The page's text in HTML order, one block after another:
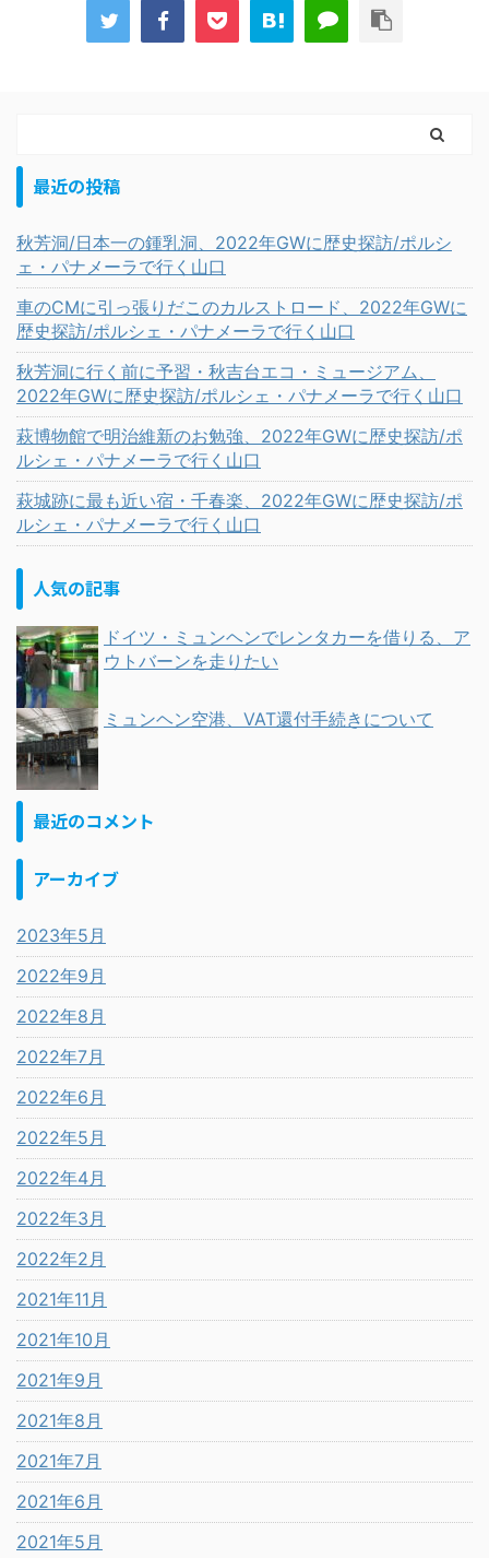
最近の投稿
秋芳洞/日本一の鍾乳洞、2022年GWに歴史探訪/ポルシ
ェ・パナメーラで行く山口
車のCMに引っ張りだこのカルストロード、2022年GWに
歴史探訪/ポルシェ・パナメーラで行く山口
秋芳洞に行く前に予習・秋吉台エコ・ミュージアム、
2022年GWに歴史探訪/ポルシェ・パナメーラで行く山口
萩博物館で明治維新のお勉強、2022年GWに歴史探訪/ポ
ルシェ・パナメーラで行く山口
萩城跡に最も近い宿・千春楽、2022年GWに歴史探訪/ポ
ルシェ・パナメーラで行く山口
人気の記事
ドイツ・ミュンヘンでレンタカーを借りる、ア
ウトバーンを走りたい
ミュンヘン空港、VAT還付手続きについて
最近のコメント
アーカイブ
2023年5月
2022年9月
2022年8月
2022年7月
2022年6月
2022年5月
2022年4月
2022年3月
2022年2月
2021年11月
2021年10月
2021年9月
2021年8月
2021年7月
2021年6月
2021年5月